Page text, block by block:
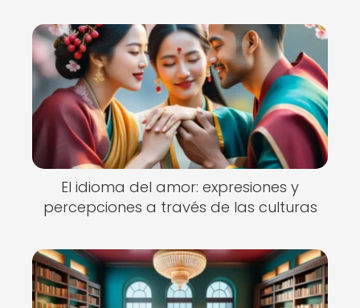
El idioma del amor: expresiones y
percepciones a través de las culturas